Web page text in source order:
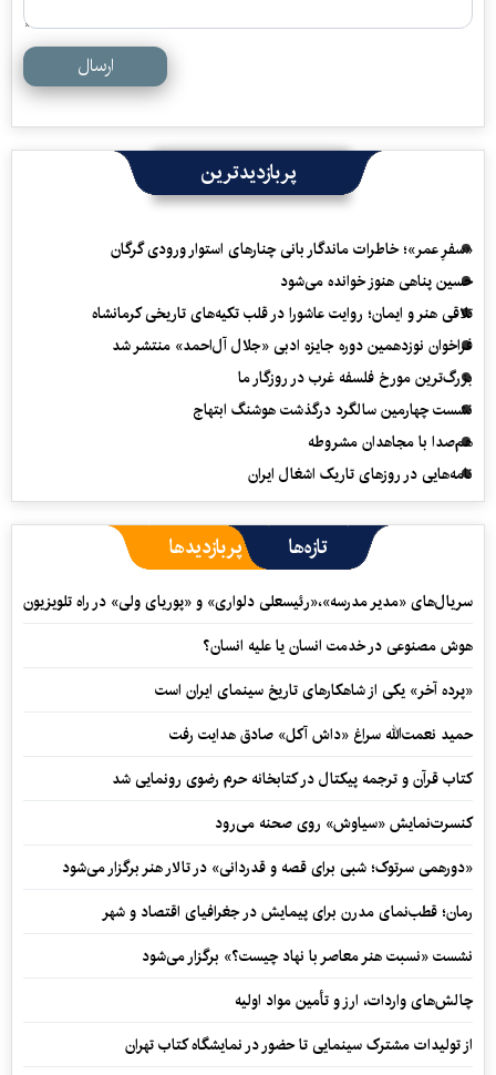
ارسال
پربازدیدترین
«سفرِ عمر»؛ خاطرات ماندگار بانی چنارهای استوار ورودی گرگان
حسین پناهی هنوز خوانده می‌شود
تلاقی هنر و ایمان؛ روایت عاشورا در قلب تکیه‌های تاریخی کرمانشاه
فراخوان نوزدهمین دوره جایزه ادبی «جلال آل‌احمد» منتشر شد
بزرگ‌ترین مورخ فلسفه غرب در روزگار ما
نشست چهارمین سالگرد درگذشت هوشنگ ابتهاج
هم‌صدا با مجاهدان مشروطه
نامه‌هایی در روزهای تاریک اشغال ایران
تازه‌ها پربازدیدها
سریال‌های «مدیر مدرسه»،«رئیسعلی دلواری» و «پوریای ولی» در راه تلویزیون
هوش مصنوعی در خدمت انسان یا علیه انسان؟
«پرده آخر» یکی از شاهکارهای تاریخ سینمای ایران است
حمید نعمت‌‏الله سراغ «داش آکل» صادق هدایت رفت
کتاب قرآن و ترجمه پیکتال در کتابخانه حرم رضوی رونمایی شد
کنسرت‌نمایش «سیاوش» روی صحنه می‌رود
«دورهمی سرتوک؛ شبی برای قصه و قدردانی» در تالار هنر برگزار می‌شود
رمان؛ قطب‌نمای مدرن برای پیمایش در جغرافیای اقتصاد و شهر
نشست «نسبت هنر معاصر با نهاد چیست؟» برگزار می‌شود
چالش‌های واردات، ارز و تأمین مواد اولیه
از تولیدات مشترک سینمایی تا حضور در نمایشگاه کتاب تهران